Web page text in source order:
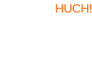
HUCH!